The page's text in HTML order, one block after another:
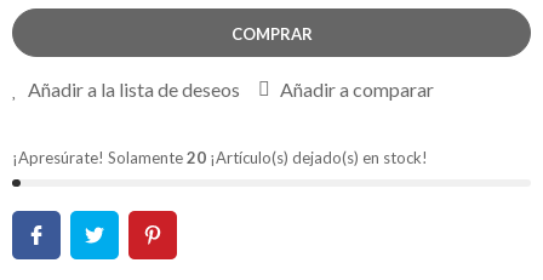
COMPRAR
Añadir a la lista de deseos Añadir a comparar
¡Apresúrate! Solamente20 ¡Artículo(s) dejado(s) en stock!